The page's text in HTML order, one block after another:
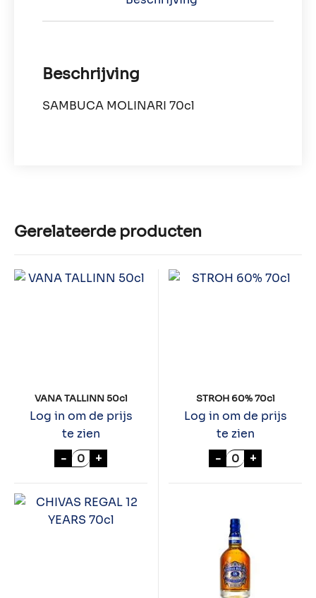
Beschrijving
SAMBUCA MOLINARI 70cl
Gerelateerde producten
VANA TALLINN 50cl
Log in om de prijs
te zien
- VANA TALLINN 50cl aantal
+
STROH 60% 70cl
Log in om de prijs
te zien
- STROH 60%
+